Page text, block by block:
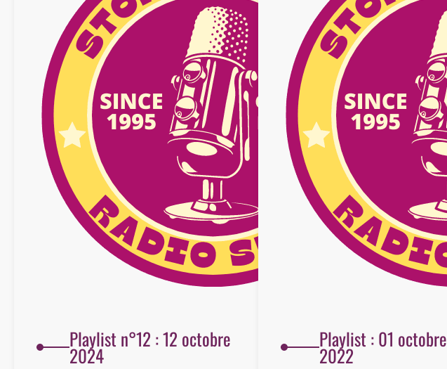
Playlist n°12 : 12 octobre
2024
Playlist : 01 octobre
2022